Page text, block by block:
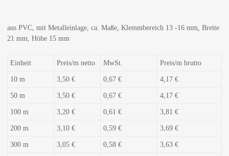
aus PVC, mit Metalleinlage, ca. Maße, Klemmbereich 13 -16 mm, Breite
21 mm, Höhe 15 mm
Einheit Preis/m netto MwSt. Preis/m brutto
10 m 3,50 € 0,67 € 4,17 €
50 m 3,50 € 0,67 € 4,17 €
100 m 3,20 € 0,61 € 3,81 €
200 m 3,10 € 0,59 € 3,69 €
300 m 3,05 € 0,58 € 3,63 €